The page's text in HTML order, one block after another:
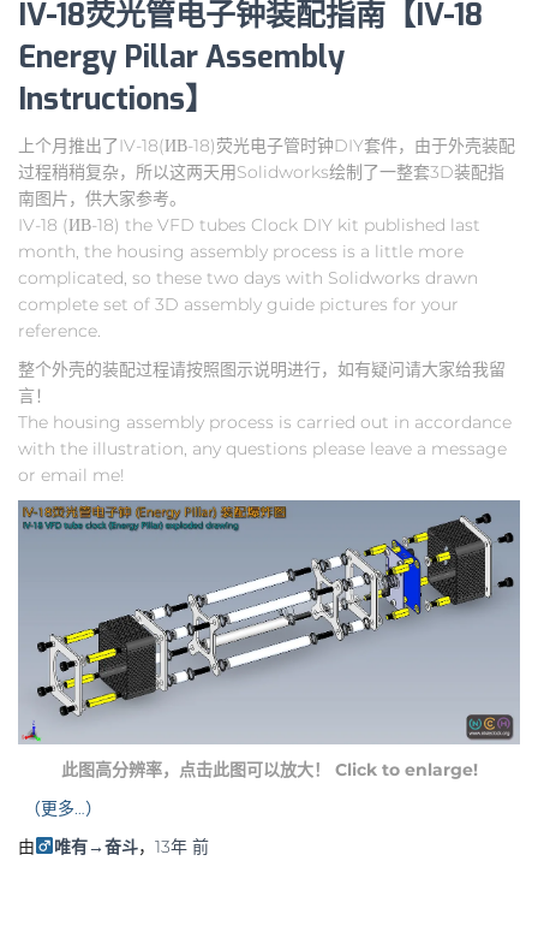
IV-18荧光管电子钟装配指南【IV-18
Energy Pillar Assembly
Instructions】
上个月推出了IV-18(ИВ-18)荧光电子管时钟DIY套件，由于外壳装配
过程稍稍复杂，所以这两天用Solidworks绘制了一整套3D装配指
南图片，供大家参考。
IV-18 (ИВ-18) the VFD tubes Clock DIY kit published last
month, the housing assembly process is a little more
complicated, so these two days with Solidworks drawn
complete set of 3D assembly guide pictures for your
reference.
整个外壳的装配过程请按照图示说明进行，如有疑问请大家给我留
言！
The housing assembly process is carried out in accordance
with the illustration, any questions please leave a message
or email me!
此图高分辨率，点击此图可以放大！ Click to enlarge!
（更多…）
由
唯有→奋斗， 13年前